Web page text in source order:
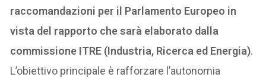
raccomandazioni per il Parlamento Europeo in
vista del rapporto che sarà elaborato dalla
commissione ITRE (Industria, Ricerca ed Energia).
L’obiettivo principale è rafforzare l’autonomia